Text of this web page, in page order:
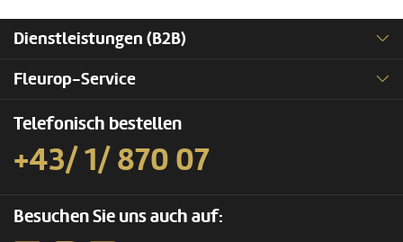
Dienstleistungen (B2B)
Fleurop-Service
Telefonisch bestellen
+43/ 1/ 870 07
Besuchen Sie uns auch auf: